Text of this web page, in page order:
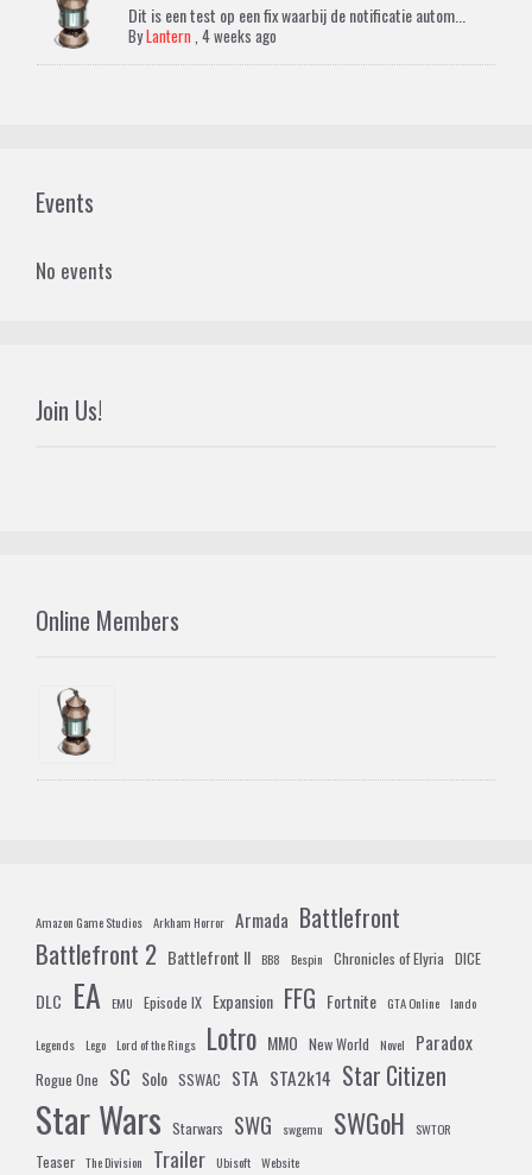
Dit is een test op een fix waarbij de notificatie autom...
ByLantern ,4 weeks ago
Events
No events
Join Us!
Online Members
Amazon Game Studios Arkham Horror Armada Battlefront
Battlefront 2 Battlefront II BB8 Bespin Chronicles of Elyria DICE
DLC EA EMU Episode IX Expansion FFG Fortnite GTA Online lando
Legends Lego Lord of the Rings Lotro MMO New World Novel Paradox
Rogue One SC Solo SSWAC STA STA2k14 Star Citizen
Star Wars Starwars SWG swgemu SWGoH SWTOR
Teaser The Division Trailer Ubisoft Website